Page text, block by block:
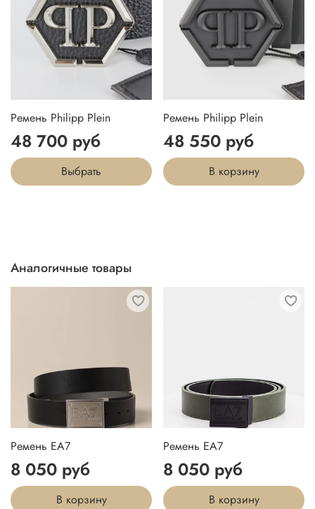
Ремень Philipp Plein
48 700 руб
Выбрать
Ремень Philipp Plein
48 550 руб
В корзину
Аналогичные товары
Ремень EA7
8 050 руб
В корзину
Ремень EA7
8 050 руб
В корзину